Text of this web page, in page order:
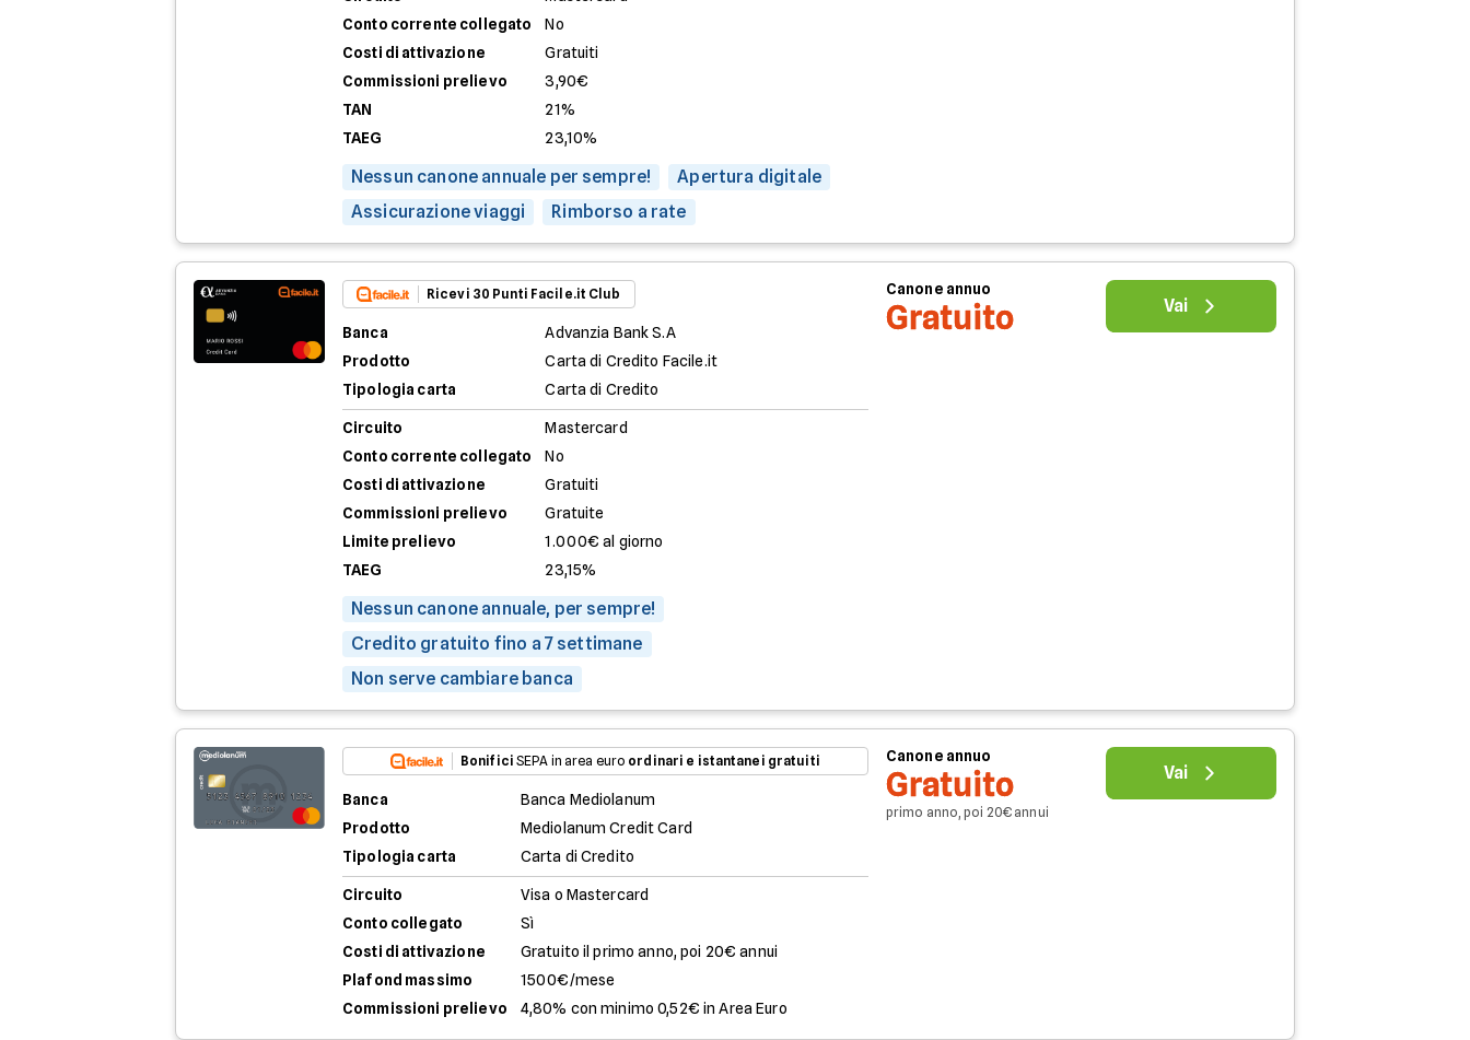
Conto corrente collegato
No
Costi di attivazione
Gratuiti
Commissioni prelievo
3,90€
TAN
21%
TAEG
23,10%
Nessun canone annuale per sempre!
Apertura digitale
Assicurazione viaggi
Rimborso a rate
Ricevi 30 Punti Facile.it Club
Banca
Advanzia Bank S.A
Prodotto
Carta di Credito Facile.it
Tipologia carta
Carta di Credito
Circuito
Mastercard
Conto corrente collegato
No
Costi di attivazione
Gratuiti
Commissioni prelievo
Gratuite
Limite prelievo
1.000€ al giorno
TAEG
23,15%
Nessun canone annuale, per sempre!
Credito gratuito fino a 7 settimane
Non serve cambiare banca
Canone annuo
Gratuito Vai
Bonifici SEPA in area euro ordinari e istantanei gratuiti
Banca
Banca Mediolanum
Prodotto
Mediolanum Credit Card
Tipologia carta
Carta di Credito
Circuito
Visa o Mastercard
Conto collegato
Sì
Costi di attivazione
Gratuito il primo anno, poi 20€ annui
Plafond massimo
1500€/mese
Commissioni prelievo
4,80% con minimo 0,52€ in Area Euro
Canone annuo
Gratuito
primo anno, poi 20€ annui
Vai